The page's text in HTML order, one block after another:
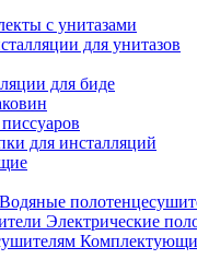
с унитазами
для унитазов
для биде
для инсталляций
Водяные
Электрические